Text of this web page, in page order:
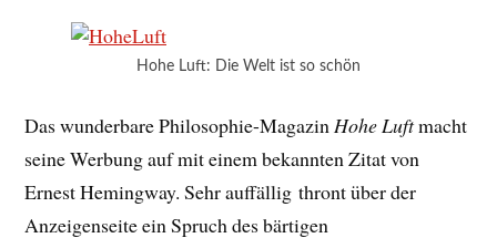
Hohe Luft: Die Welt ist so schön
Das wunderbare Philosophie-MagazinHohe Luftmacht
seine Werbung auf mit einem bekannten Zitat von
Ernest Hemingway. Sehr auffällig thront über der
Anzeigenseite ein Spruch des bärtigen